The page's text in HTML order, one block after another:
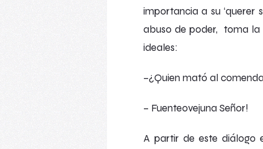
importancia a su ‘querer
abuso de poder, toma la
ideales:
–¿Quien mató al
– Fuenteovejuna Señor!
A partir de este diálogo